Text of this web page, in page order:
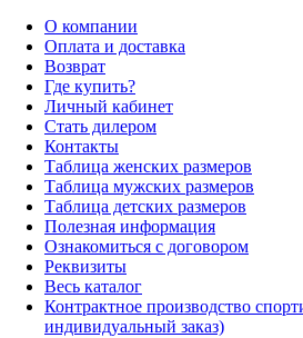
О компании
Оплата и доставка
Возврат
Где купить?
Личный кабинет
Стать дилером
Контакты
Таблица женских размеров
Таблица мужских размеров
Таблица детских размеров
Полезная информация
Ознакомиться с договором
Реквизиты
Весь каталог
Контрактное производство
индивидуальный заказ)